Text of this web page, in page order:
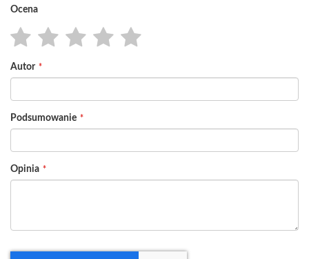
Ocena
star
stars
stars
stars
stars
Autor
Podsumowanie
Opinia